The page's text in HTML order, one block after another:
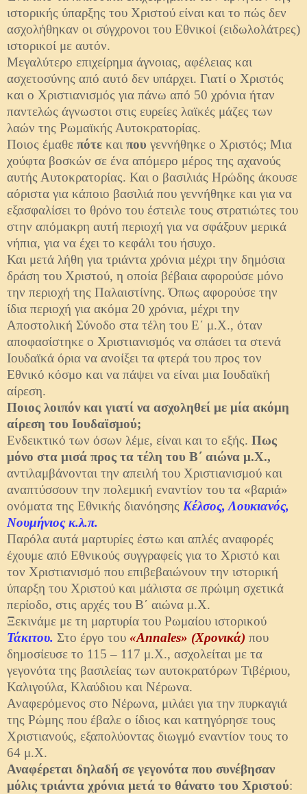
ιστορικής ύπαρξης του Χριστού είναι και το πώς δεν
ασχολήθηκαν οι σύγχρονοι του Εθνικοί (ειδωλολάτρες)
ιστορικοί με αυτόν.
Μεγαλύτερο επιχείρημα άγνοιας, αφέλειας και
ασχετοσύνης από αυτό δεν υπάρχει. Γιατί ο Χριστός
και ο Χριστιανισμός για πάνω από 50 χρόνια ήταν
παντελώς άγνωστοι στις ευρείες λαϊκές μάζες των
λαών της Ρωμαϊκής Αυτοκρατορίας.
Ποιος έμαθε πότε και που γεννήθηκε ο Χριστός; Μια
χούφτα βοσκών σε ένα απόμερο μέρος της αχανούς
αυτής Αυτοκρατορίας. Και ο βασιλιάς Ηρώδης άκουσε
αόριστα για κάποιο βασιλιά που γεννήθηκε και για να
εξασφαλίσει το θρόνο του έστειλε τους στρατιώτες του
στην απόμακρη αυτή περιοχή για να σφάξουν μερικά
νήπια, για να έχει το κεφάλι του ήσυχο.
Και μετά λήθη για τριάντα χρόνια μέχρι την δημόσια
δράση του Χριστού, η οποία βέβαια αφορούσε μόνο
την περιοχή της Παλαιστίνης. Όπως αφορούσε την
ίδια περιοχή για ακόμα 20 χρόνια, μέχρι την
Αποστολική Σύνοδο στα τέλη του Ε΄ μ.Χ., όταν
αποφασίστηκε ο Χριστιανισμός να σπάσει τα στενά
Ιουδαϊκά όρια να ανοίξει τα φτερά του προς τον
Εθνικό κόσμο και να πάψει να είναι μια Ιουδαϊκή
αίρεση.
Ποιος λοιπόν και γιατί να ασχοληθεί με μία ακόμη
αίρεση του Ιουδαϊσμού;
Ενδεικτικό των όσων λέμε, είναι και το εξής. Πως
μόνο στα μισά προς τα τέλη του Β΄ αιώνα μ.Χ.,
αντιλαμβάνονται την απειλή του Χριστιανισμού και
αναπτύσσουν την πολεμική εναντίον του τα «βαριά»
ονόματα της Εθνικής διανόησης Κέλσος, Λουκιανός,
Νουμήνιος κ.λ.π.
Παρόλα αυτά μαρτυρίες έστω και απλές αναφορές
έχουμε από Εθνικούς συγγραφείς για το Χριστό και
τον Χριστιανισμό που επιβεβαιώνουν την ιστορική
ύπαρξη του Χριστού και μάλιστα σε πρώιμη σχετικά
περίοδο, στις αρχές του Β΄ αιώνα μ.Χ.
Ξεκινάμε με τη μαρτυρία του Ρωμαίου ιστορικού
Τάκιτου. Στο έργο του «Annales» (Χρονικά) που
δημοσίευσε το 115 – 117 μ.Χ., ασχολείται με τα
γεγονότα της βασιλείας των αυτοκρατόρων Τιβέριου,
Καλιγούλα, Κλαύδιου και Νέρωνα.
Αναφερόμενος στο Νέρωνα, μιλάει για την πυρκαγιά
της Ρώμης που έβαλε ο ίδιος και κατηγόρησε τους
Χριστιανούς, εξαπολύοντας διωγμό εναντίον τους το
64 μ.Χ.
Αναφέρεται δηλαδή σε γεγονότα που συνέβησαν
μόλις τριάντα χρόνια μετά το θάνατο του Χριστού: